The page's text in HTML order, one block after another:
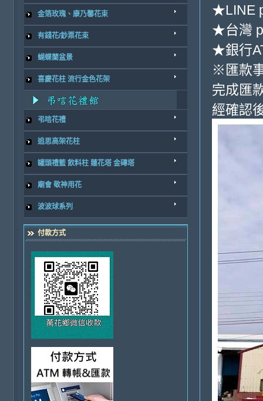
金箔玫瑰、康乃馨花束
有錢花/鈔票花束
蝴蝶蘭盆景
喜慶花柱 流行金色花架
弔唁花禮
追思高架花柱
罐頭禮籃 飲料柱 蓮花塔 金磚塔
廟會 敬神用花
波波球系列
付款方式
★LINE
★台灣
★銀行
※匯款
完成匯
經確認